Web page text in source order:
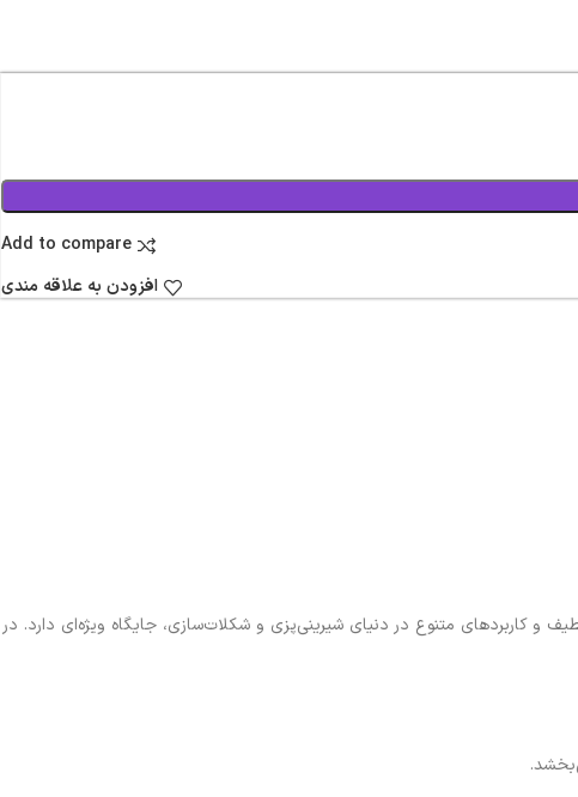
Add to compare
افزودن به علاقه مندی
و کاربردهای متنوع در دنیای شیرینی‌پزی و شکلات‌سازی، جایگاه ویژه‌ای دارد. در